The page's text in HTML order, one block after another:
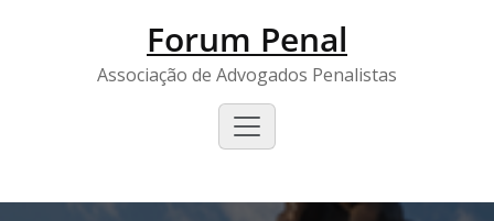
Forum Penal
Associação de Advogados Penalistas